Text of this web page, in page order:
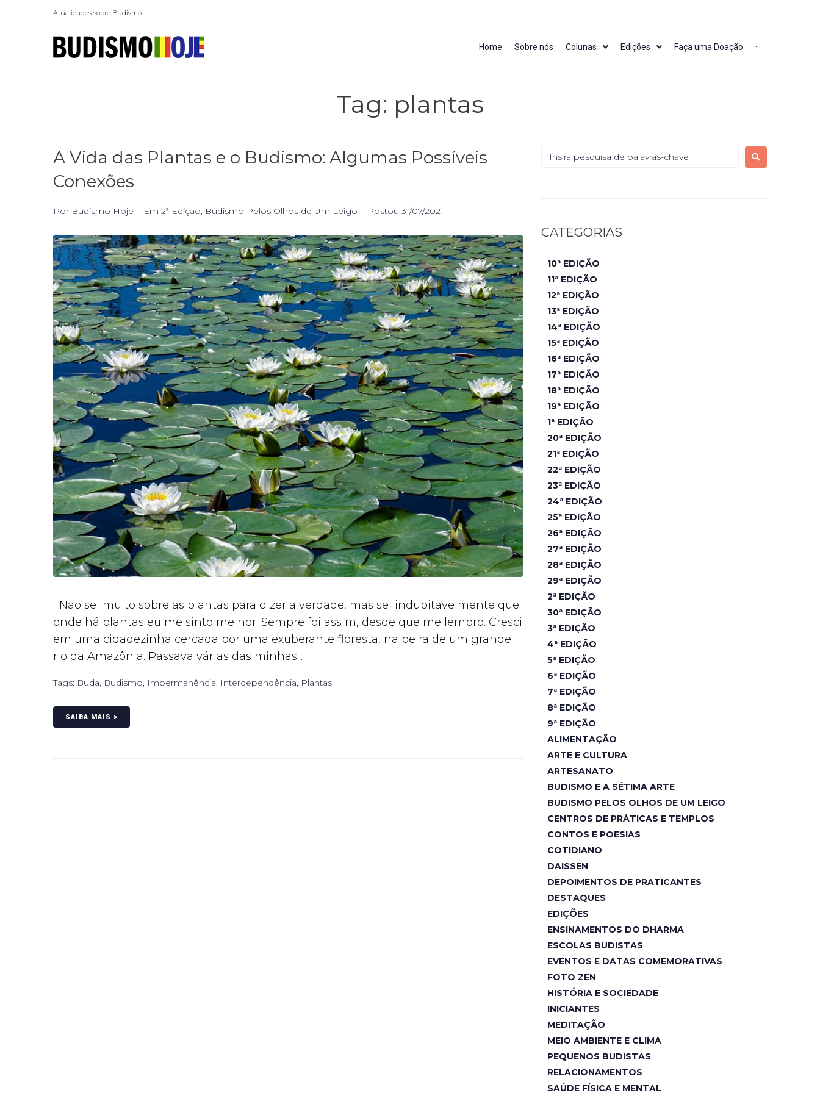
Atualidades sobre Budismo
Home Sobre nós Colunas Edições Faça uma Doação ···
Tag: plantas
A Vida das Plantas e o Budismo: Algumas Possíveis
Conexões
Por Budismo Hoje Em 2ª Edição, Budismo Pelos Olhos de Um Leigo Postou 31/07/2021
Não sei muito sobre as plantas para dizer a verdade, mas sei indubitavelmente que
onde há plantas eu me sinto melhor. Sempre foi assim, desde que me lembro. Cresci
em uma cidadezinha cercada por uma exuberante floresta, na beira de um grande
rio da Amazônia. Passava várias das minhas...
Tags: Buda Budismo Impermanência Interdependência Plantas
SAIBA MAIS >
CATEGORIAS
10ª EDIÇÃO
11ª EDIÇÃO
12ª EDIÇÃO
13ª EDIÇÃO
14ª EDIÇÃO
15ª EDIÇÃO
16ª EDIÇÃO
17ª EDIÇÃO
18ª EDIÇÃO
19ª EDIÇÃO
1ª EDIÇÃO
20ª EDIÇÃO
21ª EDIÇÃO
22ª EDIÇÃO
23ª EDIÇÃO
24ª EDIÇÃO
25ª EDIÇÃO
26ª EDIÇÃO
27ª EDIÇÃO
28ª EDIÇÃO
29ª EDIÇÃO
2ª EDIÇÃO
30ª EDIÇÃO
3ª EDIÇÃO
4ª EDIÇÃO
5ª EDIÇÃO
6ª EDIÇÃO
7ª EDIÇÃO
8ª EDIÇÃO
9ª EDIÇÃO
ALIMENTAÇÃO
ARTE E CULTURA
ARTESANATO
BUDISMO E A SÉTIMA ARTE
BUDISMO PELOS OLHOS DE UM LEIGO
CENTROS DE PRÁTICAS E TEMPLOS
CONTOS E POESIAS
COTIDIANO
DAISSEN
DEPOIMENTOS DE PRATICANTES
DESTAQUES
EDIÇÕES
ENSINAMENTOS DO DHARMA
ESCOLAS BUDISTAS
EVENTOS E DATAS COMEMORATIVAS
FOTO ZEN
HISTÓRIA E SOCIEDADE
INICIANTES
MEDITAÇÃO
MEIO AMBIENTE E CLIMA
PEQUENOS BUDISTAS
RELACIONAMENTOS
SAÚDE FÍSICA E MENTAL